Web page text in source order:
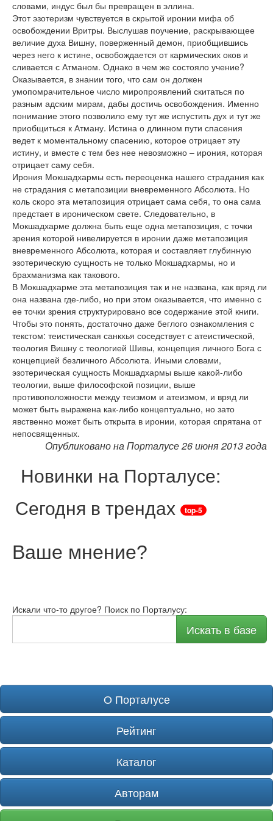
словами, индус был бы превращен в эллина.
Этот эзотеризм чувствуется в скрытой иронии мифа об
освобождении Вритры. Выслушав поучение, раскрывающее
величие духа Вишну, поверженный демон, приобщившись
через него к истине, освобождается от кармических оков и
сливается с Атманом. Однако в чем же состояло учение?
Оказывается, в знании того, что сам он должен
умопомрачительное число миропроявлений скитаться по
разным адским мирам, дабы достичь освобождения. Именно
понимание этого позволило ему тут же испустить дух и тут же
приобщиться к Атману. Истина о длинном пути спасения
ведет к моментальному спасению, которое отрицает эту
истину, и вместе с тем без нее невозможно – ирония, которая
отрицает саму себя.
Ирония Мокшадхармы есть переоценка нашего страдания как
не страдания с метапозиции вневременного Абсолюта. Но
коль скоро эта метапозиция отрицает сама себя, то она сама
предстает в ироническом свете. Следовательно, в
Мокшадхарме должна быть еще одна метапозиция, с точки
зрения которой нивелируется в иронии даже метапозиция
вневременного Абсолюта, которая и составляет глубинную
эзотерическую сущность не только Мокшадхармы, но и
брахманизма как такового.
В Мокшадхарме эта метапозиция так и не названа, как вряд ли
она названа где-либо, но при этом оказывается, что именно с
ее точки зрения структурировано все содержание этой книги.
Чтобы это понять, достаточно даже беглого ознакомления с
текстом: теистическая санкхья соседствует с атеистической,
теология Вишну с теологией Шивы, концепция личного Бога с
концепцией безличного Абсолюта. Иными словами,
эзотерическая сущность Мокшадхармы выше какой-либо
теологии, выше философской позиции, выше
противоположности между теизмом и атеизмом, и вряд ли
может быть выражена как-либо концептуально, но зато
явственно может быть открыта в иронии, которая спрятана от
непосвященных.
Опубликовано на Порталусе 26 июня 2013 года
Новинки на Порталусе:
Сегодня в трендах
top-5
Ваше мнение?
Искали что-то другое? Поиск по Порталусу:
Искать в базе
О Порталусе
Рейтинг
Каталог
Авторам